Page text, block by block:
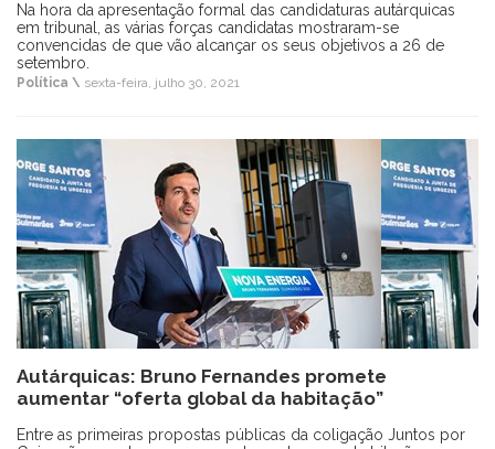
Na hora da apresentação formal das candidaturas autárquicas
em tribunal, as várias forças candidatas mostraram-se
convencidas de que vão alcançar os seus objetivos a 26 de
setembro.
Política \ sexta-feira, julho 30, 2021
Autárquicas: Bruno Fernandes promete
aumentar “oferta global da habitação”
Entre as primeiras propostas públicas da coligação Juntos por